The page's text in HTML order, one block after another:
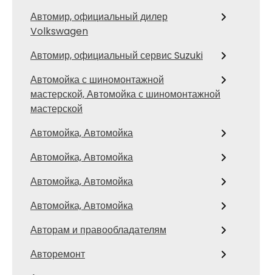
Автомир, официальный дилер
Volkswagen
Автомир, официальный сервис Suzuki
Автомойка с шиномонтажной
мастерской, Автомойка с шиномонтажной
мастерской
Автомойка, Автомойка
Автомойка, Автомойка
Автомойка, Автомойка
Автомойка, Автомойка
Авторам и правообладателям
Авторемонт